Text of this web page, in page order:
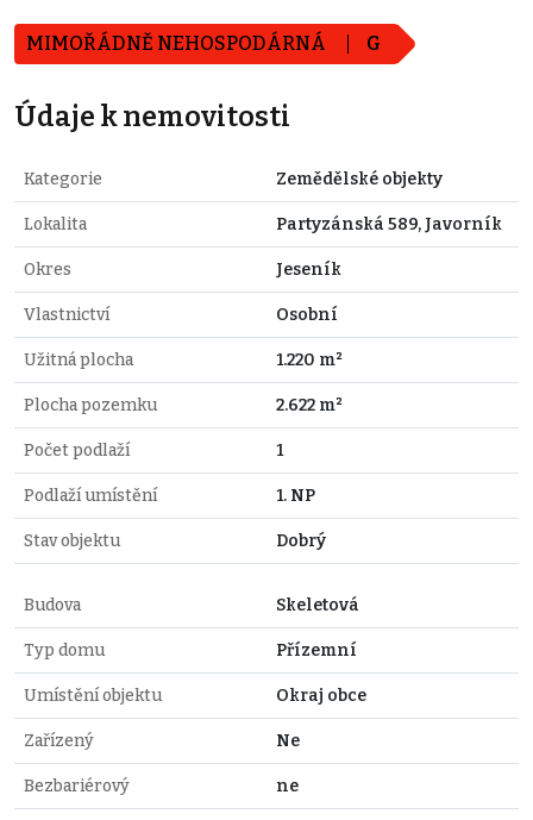
MIMOŘÁDNĚ NEHOSPODÁRNÁ G
Údaje k nemovitosti
Kategorie Zemědělské objekty
Lokalita Partyzánská 589, Javorník
Okres Jeseník
Vlastnictví Osobní
Užitná plocha 1.220 m²
Plocha pozemku 2.622 m²
Počet podlaží 1
Podlaží umístění 1. NP
Stav objektu Dobrý
Budova Skeletová
Typ domu Přízemní
Umístění objektu Okraj obce
Zařízený Ne
Bezbariérový ne